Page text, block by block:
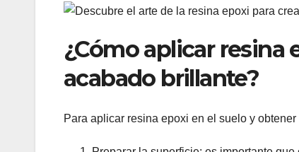
¿Cómo aplicar resina
acabado brillante?
Para aplicar resina epoxi en el suelo y